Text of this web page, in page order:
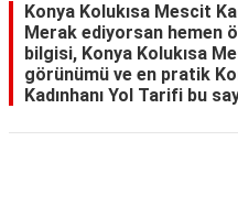
Konya Kolukısa Mescit
Merak ediyorsan hemen
bilgisi, Konya Kolukısa
görünümü ve en pratik
Kadınhanı Yol Tarifi bu